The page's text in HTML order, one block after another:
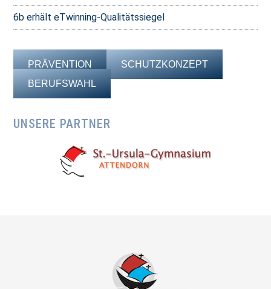
6b erhält eTwinning-Qualitätssiegel
PRÄVENTION
SCHUTZKONZEPT
BERUFSWAHL
UNSERE PARTNER